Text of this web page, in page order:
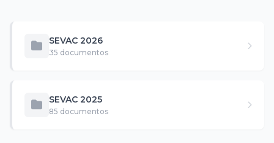
SEVAC 2026
35 documentos
SEVAC 2025
85 documentos